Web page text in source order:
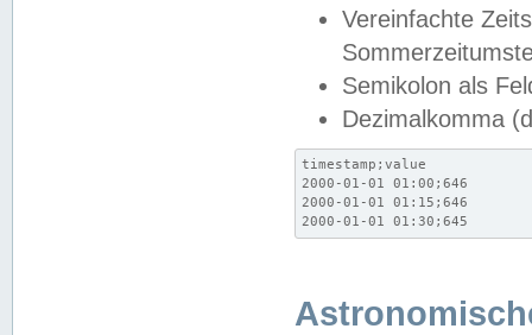
Vereinfachte
Semikolon als
Dezimalkomma
timestamp;value
2000-01-01 01:00;646
2000-01-01 01:15;646
2000-01-01 01:30;645